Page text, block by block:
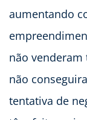
aumentando
não
não
tentativa de